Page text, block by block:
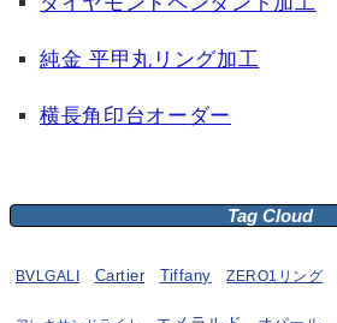
純金 平甲丸リング加工
横長角印台オーダー
Tag Cloud
BVLGALI Cartier Tiffany ZERO1リング